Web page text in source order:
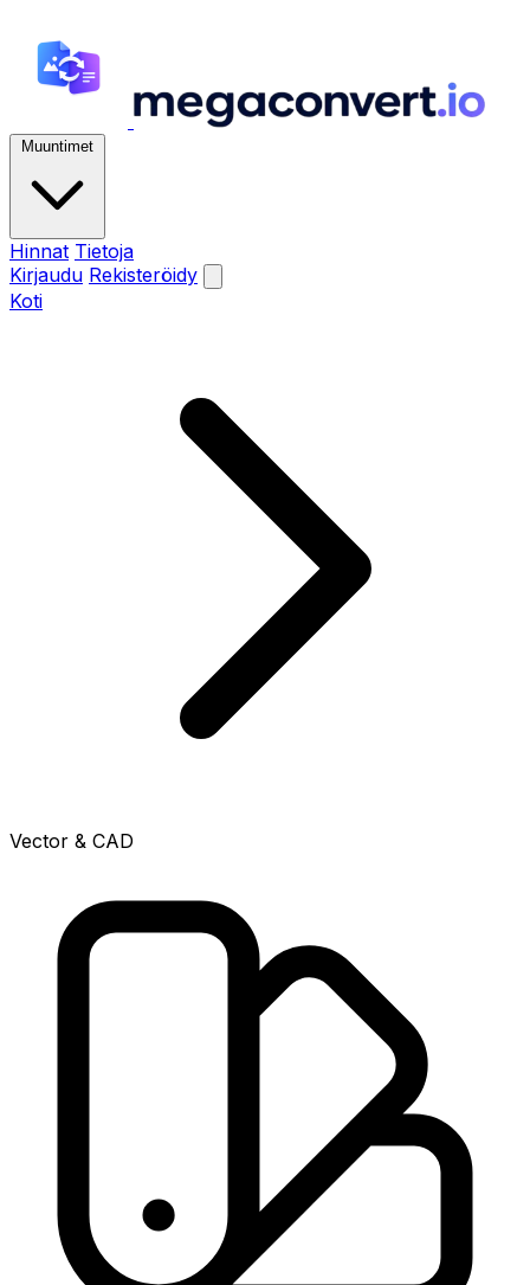
Muuntimet
Hinnat Tietoja
Kirjaudu Rekisteröidy
Koti
Vector & CAD